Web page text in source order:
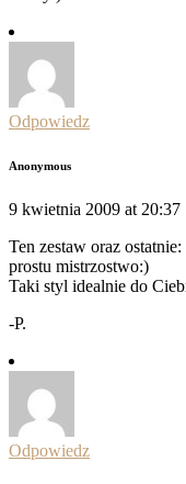
Odpowiedz
Anonymous
9 kwietnia 2009 at 20:37
Ten zestaw oraz
prostu mistrzostwo:)
Taki styl idealnie do
-P.
Odpowiedz